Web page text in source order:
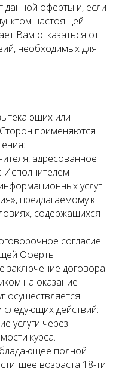
данной оферты и, если
настоящей
Вам отказаться от
необходимых для
или
применяются
адресованное
Исполнителем
услуг
предлагаемому к
содержащихся
согласие
Оферты.
заключение договора
на оказание
осуществляется
действий:
услуги через
курса.
полной
возраста 18-ти